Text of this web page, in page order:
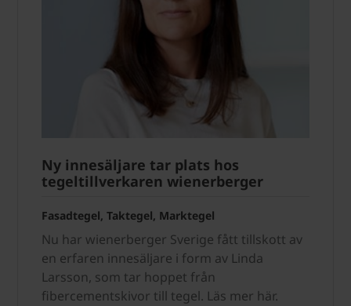
Ny innesäljare tar plats hos
tegeltillverkaren wienerberger
Fasadtegel, Taktegel, Marktegel
Nu har wienerberger Sverige fått tillskott av
en erfaren innesäljare i form av Linda
Larsson, som tar hoppet från
fibercementskivor till tegel. Läs mer här.